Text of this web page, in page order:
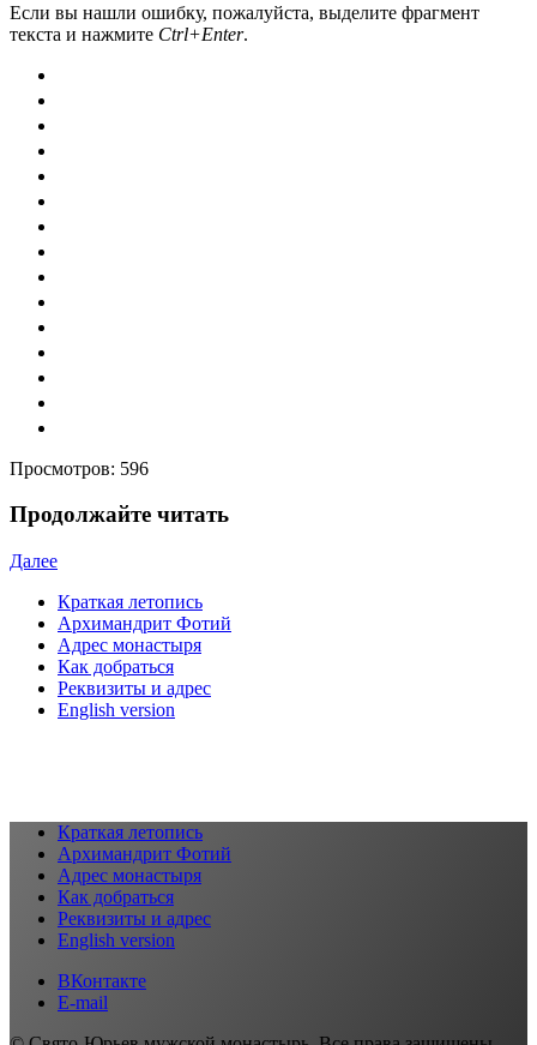
Если вы нашли ошибку, пожалуйста, выделите фрагмент
текста и нажмите Ctrl+Enter.
Просмотров: 596
Продолжайте читать
Далее
Краткая летопись
Архимандрит Фотий
Адрес монастыря
Как добраться
Реквизиты и адрес
English version
Краткая летопись
Архимандрит Фотий
Адрес монастыря
Как добраться
Реквизиты и адрес
English version
ВКонтакте
E-mail